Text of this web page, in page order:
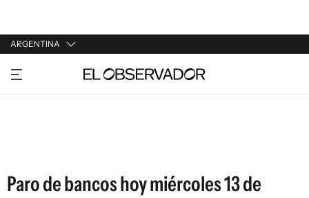
ARGENTINA
URUGUAY
ARGENTINA
Paro de bancos hoy miércoles 13 de